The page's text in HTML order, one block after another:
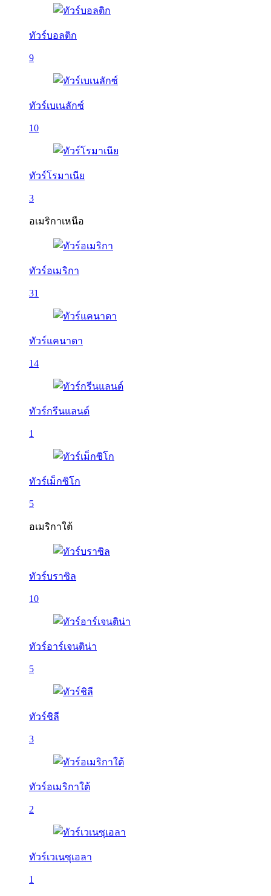
ทัวร์บอลติก
9
ทัวร์เบเนลักซ์
10
ทัวร์โรมาเนีย
3
อเมริกาเหนือ
ทัวร์อเมริกา
31
ทัวร์แคนาดา
14
ทัวร์กรีนแลนด์
1
ทัวร์เม็กซิโก
5
อเมริกาใต้
ทัวร์บราซิล
10
ทัวร์อาร์เจนติน่า
5
ทัวร์ชิลี
3
ทัวร์อเมริกาใต้
2
ทัวร์เวเนซุเอลา
1